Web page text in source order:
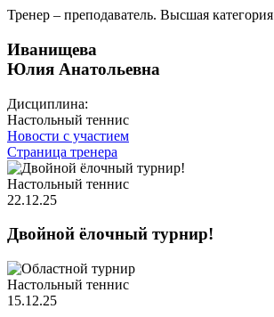
Тренер – преподаватель. Высшая категория
Иванищева
Юлия Анатольевна
Дисциплина:
Настольный теннис
Новости с участием
Страница тренера
Настольный теннис
22.12.25
Двойной ёлочный турнир!
Настольный теннис
15.12.25